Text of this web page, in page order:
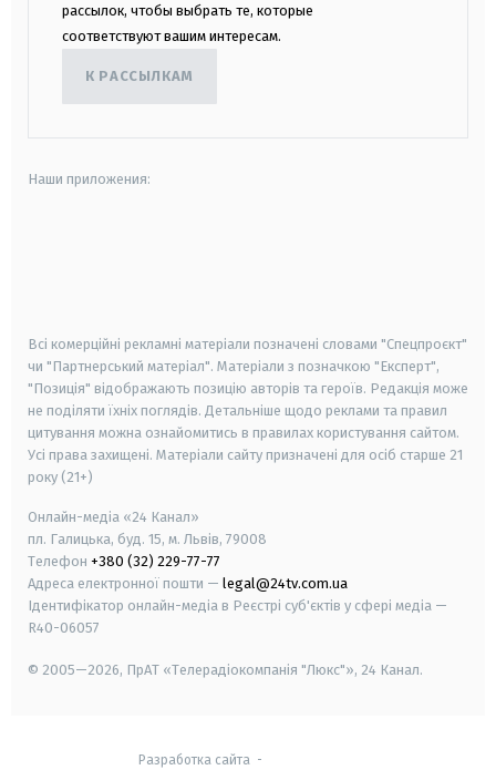
рассылок, чтобы выбрать те, которые
соответствуют вашим интересам.
К РАССЫЛКАМ
Наши приложения:
Всі комерційні рекламні матеріали позначені словами "Спецпроєкт"
чи "Партнерський матеріал". Матеріали з позначкою "Експерт",
"Позиція" відображають позицію авторів та героїв. Редакція може
не поділяти їхніх поглядів. Детальніше щодо реклами та правил
цитування можна ознайомитись в правилах користування сайтом.
Усі права захищені. Матеріали сайту призначені для осіб старше 21
року (21+)
Онлайн-медіа «24 Канал»
пл. Галицька, буд. 15, м. Львів, 79008
Телефон +380 (32) 229-77-77
Адреса електронної пошти — legal@24tv.com.ua
Ідентифікатор онлайн-медіа в Реєстрі суб'єктів у сфері медіа —
R40-06057
© 2005—2026, ПрАТ «Телерадіокомпанія "Люкс"», 24 Канал.
Разработка сайта -